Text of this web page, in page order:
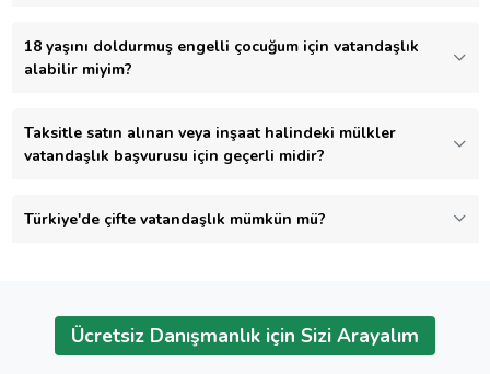
18 yaşını doldurmuş engelli çocuğum için vatandaşlık
alabilir miyim?
Taksitle satın alınan veya inşaat halindeki mülkler
vatandaşlık başvurusu için geçerli midir?
Türkiye'de çifte vatandaşlık mümkün mü?
Ücretsiz Danışmanlık için Sizi Arayalım